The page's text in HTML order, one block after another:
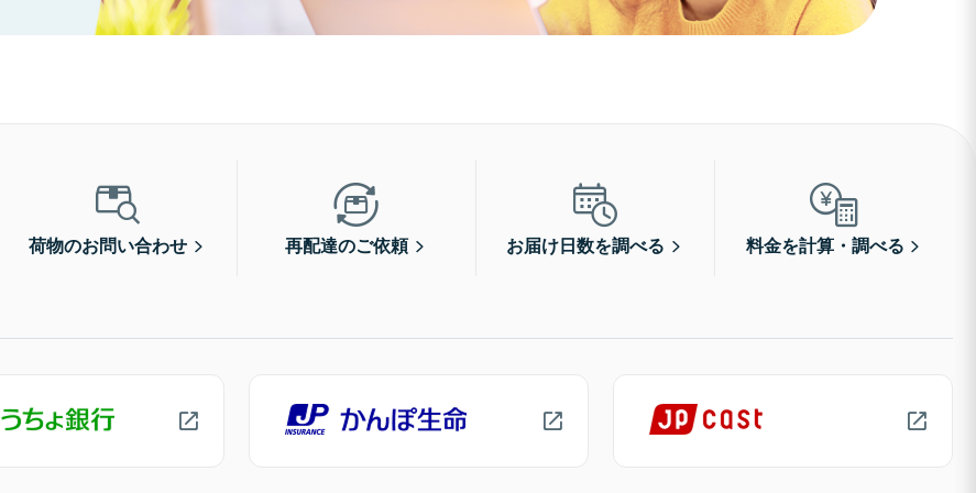
荷物のお問い合わせ 再配達のご依頼 お届け日数を調べる 料金を計算・調べる